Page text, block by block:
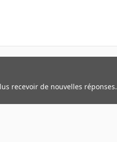
recevoir de nouvelles réponses.